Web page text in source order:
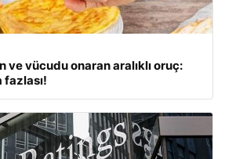
ve vücudu onaran aralıklı oruç:
fazlası!